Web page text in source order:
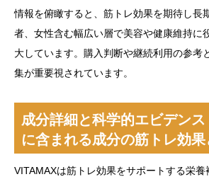
情報を俯瞰すると、筋トレ効果を期待し長
者、女性含む幅広い層で美容や健康維持に
大しています。購入判断や継続利用の参考
集が重要視されています。
成分詳細と科学的エビデン
に含まれる成分の筋トレ効
VITAMAXは筋トレ効果をサポートする栄養